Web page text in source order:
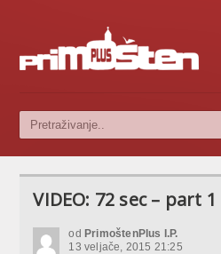
VIDEO: 72 sec – part 1
od PrimoštenPlus I.P.
13 veljače, 2015 21:25